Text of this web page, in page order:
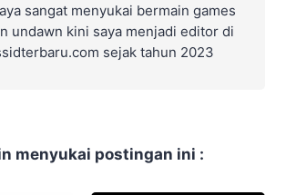
sangat menyukai bermain games
undawn kini saya menjadi editor di
sejak tahun 2023
menyukai postingan ini :